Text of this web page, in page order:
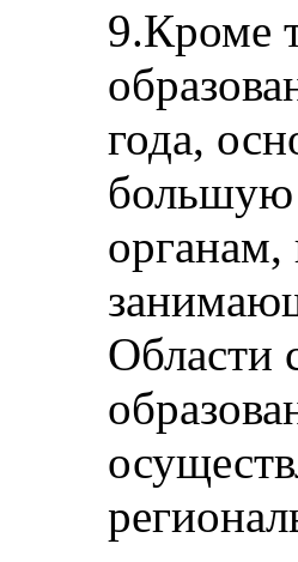
9.Кроме
года,
большую
Области